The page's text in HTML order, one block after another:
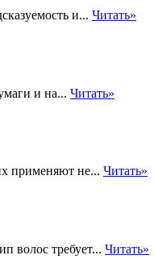
и... Читать»
и на... Читать»
применяют не... Читать»
волос требует... Читать»